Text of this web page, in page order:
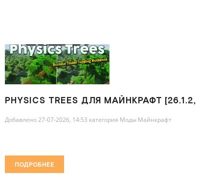
PHYSICS TREES ДЛЯ МАЙНКРАФТ [26.1.2,
Добавлено 27-07-2026, 14:53 категория Моды Майнкрафт
ПОДРОБНЕЕ